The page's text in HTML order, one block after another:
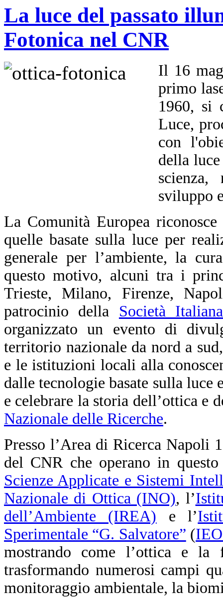
La luce del passato
Fotonica nel CNR
Il 16
primo
1960, si
Luce,
con
della
scienza,
sviluppo
La Comunità Europea
quelle basate sulla luce per
generale per l’ambiente, la
questo motivo, alcuni tra i
Trieste, Milano, Firenze,
patrocinio della Società
organizzato un evento di
territorio nazionale da nord a
e le istituzioni locali alla
dalle tecnologie basate sulla
e celebrare la storia dell’ottica e
Nazionale delle Ricerche.
Presso l’Area di Ricerca
del CNR che operano in
Scienze Applicate e Sistemi
Nazionale di Ottica (INO), l’
dell’Ambiente (IREA) e l’
Sperimentale “G. Salvatore” (
mostrando come l’ottica e la
trasformando numerosi campi
monitoraggio ambientale, la